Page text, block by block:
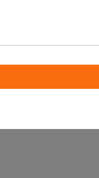
ölçeklenebilirliği
KVM-over-IP ve